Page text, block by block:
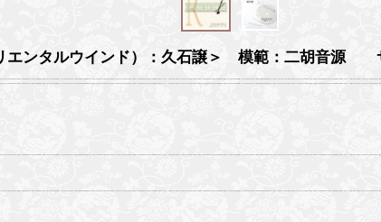
ンタルウインド）：久石譲＞ 模範：二胡音源